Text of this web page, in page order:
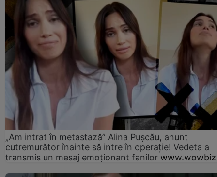
„Am intrat în metastază” Alina Pușcău, anunț
cutremurător înainte să intre în operație! Vedeta a
transmis un mesaj emoționant fanilor